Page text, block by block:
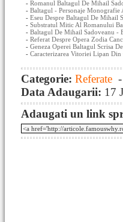
- Romanul Baltagul De Mihail
- Baltagul - Personaje Monografie
- Eseu Despre Baltagul De Mihail
- Substratul Mitic Al Romanului
- Baltagul De Mihail Sadoveanu -
- Referat Despre Opera Zodia
- Geneza Operei Baltagul Scrisa
- Caracterizarea Vitoriei Lipan
Categorie: Referate
Data Adaugarii: 17
Adaugati un link